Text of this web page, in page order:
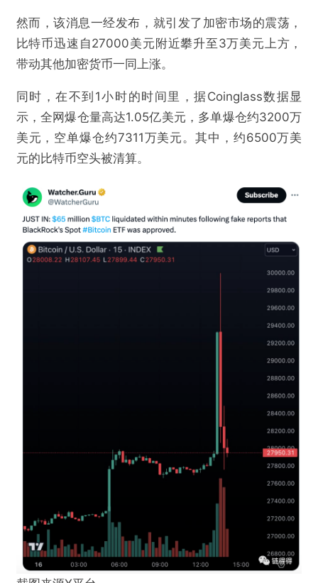
然而，该消息一经发布，就引发了加密市场的震荡，
比特币迅速自27000美元附近攀升至3万美元上方，
带动其他加密货币一同上涨。
同时，在不到1小时的时间里，据Coinglass数据显
示，全网爆仓量高达1.05亿美元，多单爆仓约3200万
美元，空单爆仓约7311万美元。其中，约6500万美
元的比特币空头被清算。